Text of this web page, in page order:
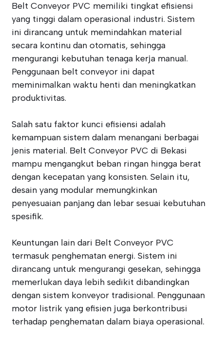
Belt Conveyor PVC memiliki tingkat efisiensi
yang tinggi dalam operasional industri. Sistem
ini dirancang untuk memindahkan material
secara kontinu dan otomatis, sehingga
mengurangi kebutuhan tenaga kerja manual.
Penggunaan belt conveyor ini dapat
meminimalkan waktu henti dan meningkatkan
produktivitas.
Salah satu faktor kunci efisiensi adalah
kemampuan sistem dalam menangani berbagai
jenis material. Belt Conveyor PVC di Bekasi
mampu mengangkut beban ringan hingga berat
dengan kecepatan yang konsisten. Selain itu,
desain yang modular memungkinkan
penyesuaian panjang dan lebar sesuai kebutuhan
spesifik.
Keuntungan lain dari Belt Conveyor PVC
termasuk penghematan energi. Sistem ini
dirancang untuk mengurangi gesekan, sehingga
memerlukan daya lebih sedikit dibandingkan
dengan sistem konveyor tradisional. Penggunaan
motor listrik yang efisien juga berkontribusi
terhadap penghematan dalam biaya operasional.